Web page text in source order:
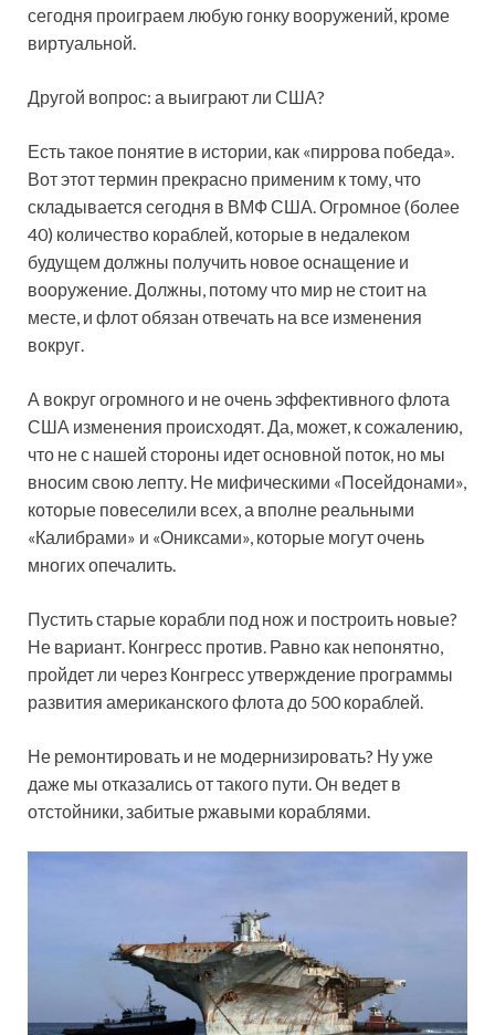
сегодня проиграем любую гонку вооружений, кроме
виртуальной.
Другой вопрос: а выиграют ли США?
Есть такое понятие в истории, как «пиррова победа».
Вот этот термин прекрасно применим к тому, что
складывается сегодня в ВМФ США. Огромное (более
40) количество кораблей, которые в недалеком
будущем должны получить новое оснащение и
вооружение. Должны, потому что мир не стоит на
месте, и флот обязан отвечать на все изменения
вокруг.
А вокруг огромного и не очень эффективного флота
США изменения происходят. Да, может, к сожалению,
что не с нашей стороны идет основной поток, но мы
вносим свою лепту. Не мифическими «Посейдонами»,
которые повеселили всех, а вполне реальными
«Калибрами» и «Ониксами», которые могут очень
многих опечалить.
Пустить старые корабли под нож и построить новые?
Не вариант. Конгресс против. Равно как непонятно,
пройдет ли через Конгресс утверждение программы
развития американского флота до 500 кораблей.
Не ремонтировать и не модернизировать? Ну уже
даже мы отказались от такого пути. Он ведет в
отстойники, забитые ржавыми кораблями.